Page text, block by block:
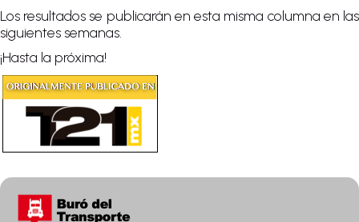
Los resultados se publicarán en esta misma columna en las
siguientes semanas.
¡Hasta la próxima!